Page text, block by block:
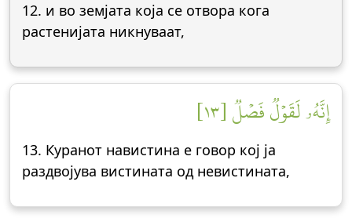
12. и во земјата која се отвора кога
растенијата никнуваат,
إِنَّهُۥ لَقَوۡلٞ فَصۡلٞ [١٣]
13. Куранот навистина е говор кој ја
раздвојува вистината од невистината,